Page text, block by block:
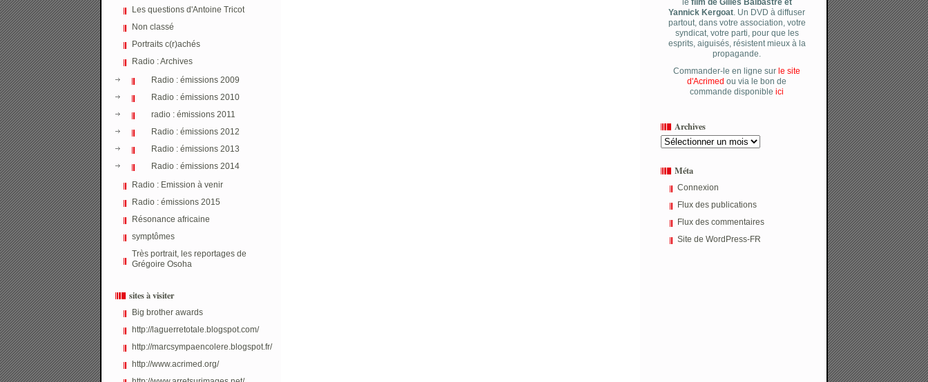
Les questions d'Antoine Tricot
Non classé
Portraits c(r)achés
Radio : Archives
Radio : émissions 2009
Radio : émissions 2010
radio : émissions 2011
Radio : émissions 2012
Radio : émissions 2013
Radio : émissions 2014
Radio : Emission à venir
Radio : émissions 2015
Résonance africaine
symptômes
Très portrait, les reportages de
Grégoire Osoha
sites à visiter
Big brother awards
http://laguerretotale.blogspot.com/
http://marcsympaencolere.blogspot.fr/
http://www.acrimed.org/
le film de Gilles Balbastre et
Yannick Kergoat. Un DVD à diffuser
partout, dans votre association, votre
syndicat, votre parti, pour que les
esprits, aiguisés, résistent mieux à la
propagande.
Commander-le en ligne sur le site
d'Acrimed ou via le bon de
commande disponible ici
Archives
Archives
Méta
Connexion
Flux des publications
Flux des commentaires
Site de WordPress-FR